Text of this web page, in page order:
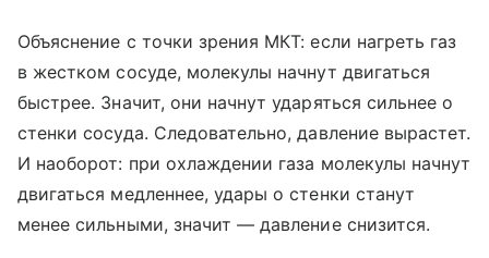
Объяснение с точки зрения МКТ: если нагреть газ
в жестком сосуде, молекулы начнут двигаться
быстрее. Значит, они начнут ударяться сильнее о
стенки сосуда. Следовательно, давление вырастет.
И наоборот: при охлаждении газа молекулы начнут
двигаться медленнее, удары о стенки станут
менее сильными, значит — давление снизится.